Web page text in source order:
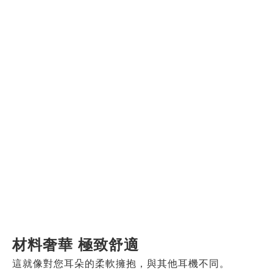
材料奢華 極致舒適
這就像對您耳朵的柔軟擁抱，與其他耳機不同。